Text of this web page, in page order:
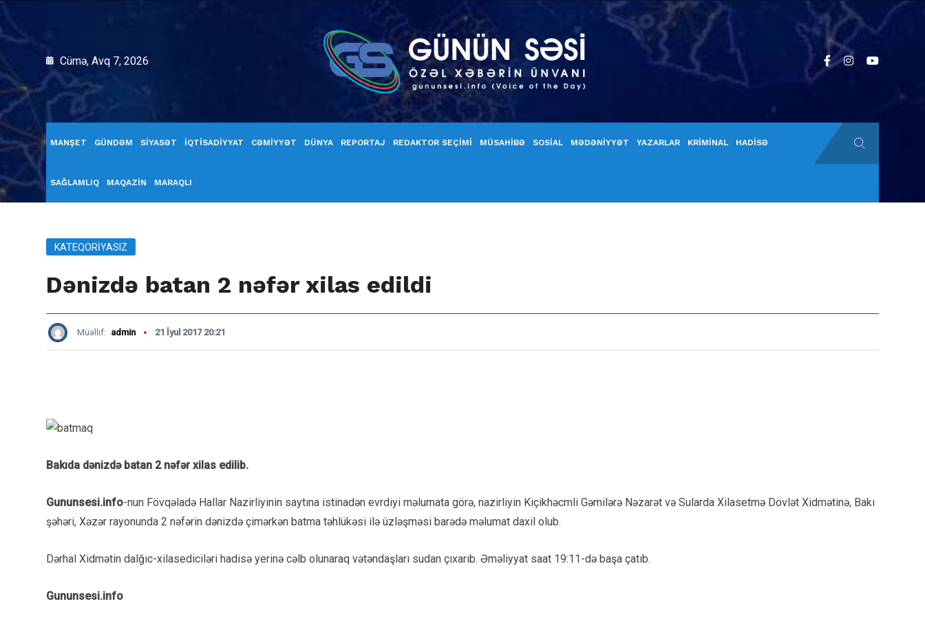
Cümə, Avq 7, 2026
MANŞET GÜNDƏM SİYASƏT İQTİSADİYYAT CƏMİYYƏT DÜNYA REPORTAJ REDAKTOR SEÇİMİ MÜSAHİBƏ SOSİAL MƏDƏNİYYƏT YAZARLAR KRİMİNAL HADİSƏ
SAĞLAMLIQ MAQAZİN MARAQLI
KATEQORIYASIZ
Dənizdə batan 2 nəfər xilas edildi
Müəllif: admin 21 İyul 2017 20:21
Bakıda dənizdə batan 2 nəfər xilas edilib.
Gununsesi.info-nun Fövqəladə Hallar Nazirliyinin saytına istinadən evrdiyi məlumata görə, nazirliyin Kiçikhəcmli Gəmilərə Nəzarət və Sularda Xilasetmə Dövlət Xidmətinə, Bakı
şəhəri, Xəzər rayonunda 2 nəfərin dənizdə çimərkən batma təhlükəsi ilə üzləşməsi barədə məlumat daxil olub.
Dərhal Xidmətin dalğıc-xilasediciləri hadisə yerinə cəlb olunaraq vətəndaşları sudan çıxarıb. Əməliyyat saat 19:11-də başa çatıb.
Gununsesi.info